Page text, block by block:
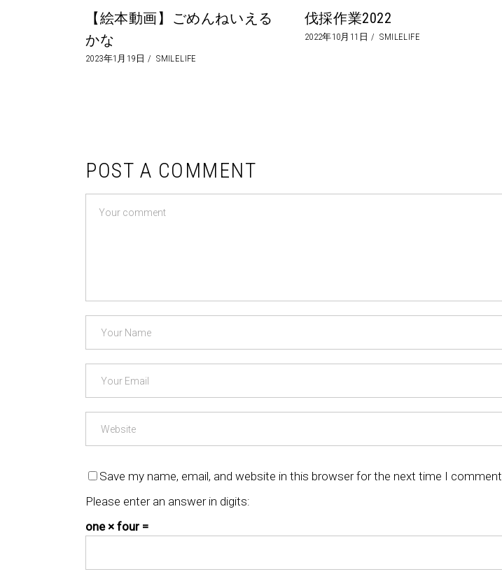
【絵本動画】ごめんねいえる
かな
2023年1月19日 SMILELIFE
伐採作業2022
2022年10月11日 SMILELIFE
POST A COMMENT
Save my name, email, and website in this browser for the next time I comment.
Please enter an answer in digits:
one × four =